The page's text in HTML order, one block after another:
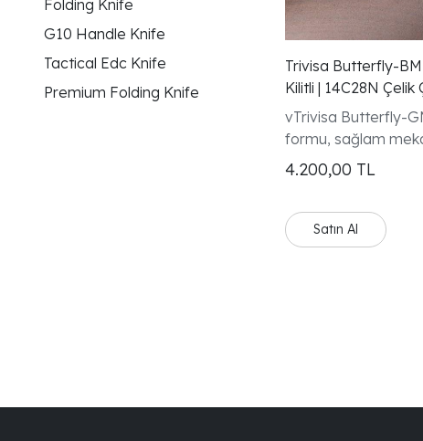
Folding Knife
G10 Handle Knife
Tactical Edc Knife
Premium Folding Knife
Trivisa Butterfly-
Kilitli | 14C28N Çelik
vTrivisa Butterfly-
formu, sağlam
modern tasarım
koleksiyoncular ve
seçenektir.
4.200,00 TL
Satın Al